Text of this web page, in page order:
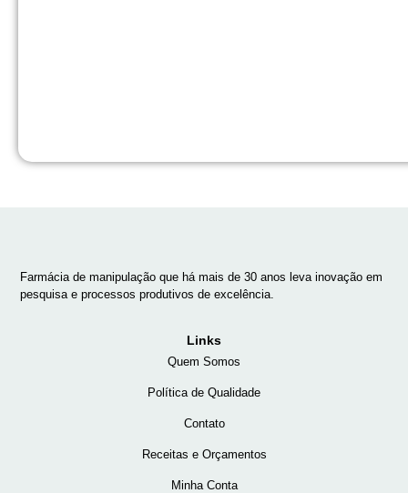
Farmácia de manipulação que há mais de 30 anos leva inovação em
pesquisa e processos produtivos de excelência.
Links
Quem Somos
Política de Qualidade
Contato
Receitas e Orçamentos
Minha Conta